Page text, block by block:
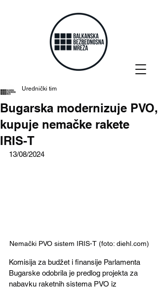
Bugarska modernizuje PVO,
kupuje nemačke rakete
IRIS-T
Urednički tim
13/08/2024
Nemački PVO sistem IRIS-T (foto: diehl.com)
Komisija za budžet i finansije Parlamenta
Bugarske odobrila je predlog projekta za
nabavku raketnih sistema PVO iz